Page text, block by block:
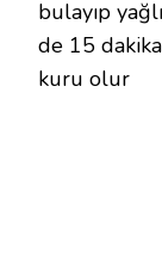
bulayıp
de 15
kuru olur